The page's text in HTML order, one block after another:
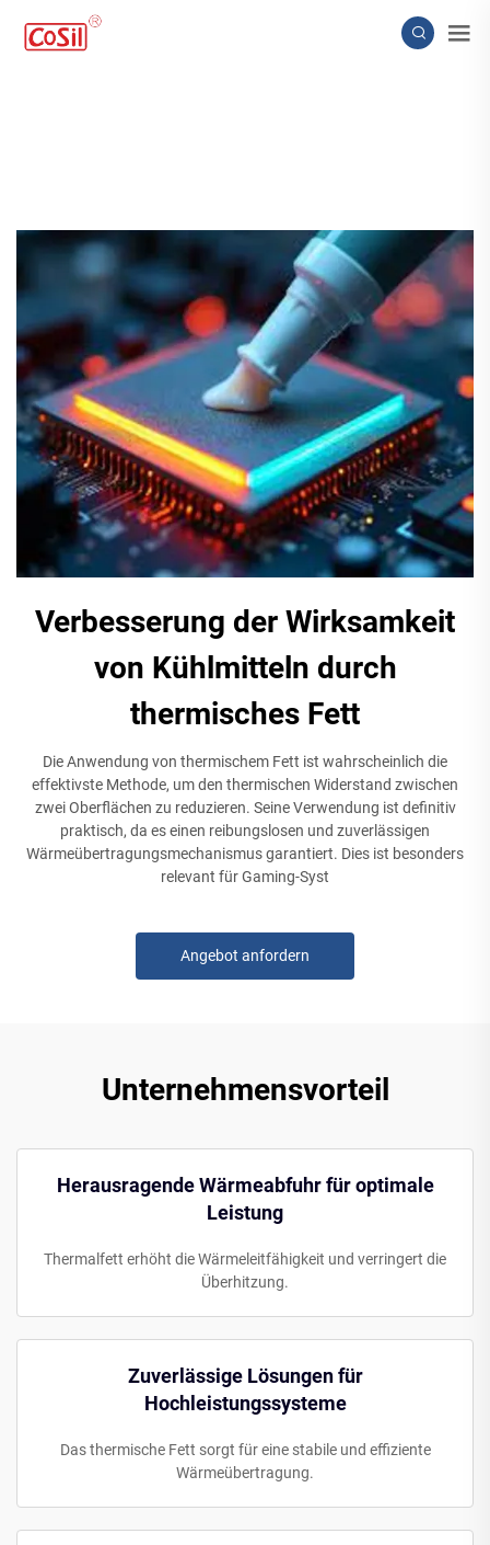
Verbesserung der Wirksamkeit
von Kühlmitteln durch
thermisches Fett
Die Anwendung von thermischem Fett ist wahrscheinlich die
effektivste Methode, um den thermischen Widerstand zwischen
zwei Oberflächen zu reduzieren. Seine Verwendung ist definitiv
praktisch, da es einen reibungslosen und zuverlässigen
Wärmeübertragungsmechanismus garantiert. Dies ist besonders
relevant für Gaming-Syst
Angebot anfordern
Unternehmensvorteil
Herausragende Wärmeabfuhr für optimale
Leistung
Thermalfett erhöht die Wärmeleitfähigkeit und verringert die
Überhitzung.
Zuverlässige Lösungen für
Hochleistungssysteme
Das thermische Fett sorgt für eine stabile und effiziente
Wärmeübertragung.